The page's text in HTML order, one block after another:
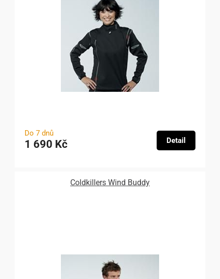
Do 7 dnů
1 690 Kč Detail
Coldkillers Wind Buddy